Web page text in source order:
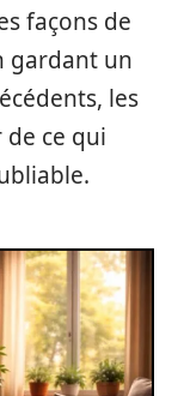
façons de
gardant un
les
de ce qui